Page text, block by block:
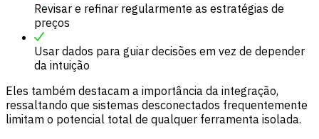
Revisar e refinar regularmente as estratégias de
preços
Usar dados para guiar decisões em vez de depender
da intuição
Eles também destacam a importância da integração,
ressaltando que sistemas desconectados frequentemente
limitam o potencial total de qualquer ferramenta isolada.